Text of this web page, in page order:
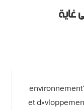
غاية
فعاليات الملتقى الوطني عن بعد الموسوم بـ “environnement
et